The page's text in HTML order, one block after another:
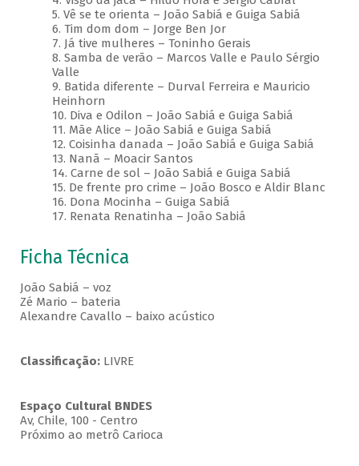
5. Vê se te orienta – João Sabiá e Guiga Sabiá
6. Tim dom dom – Jorge Ben Jor
7. Já tive mulheres – Toninho Gerais
8. Samba de verão – Marcos Valle e Paulo Sérgio
Valle
9. Batida diferente – Durval Ferreira e Mauricio
Heinhorn
10. Diva e Odilon – João Sabiá e Guiga Sabiá
11. Mãe Alice – João Sabiá e Guiga Sabiá
12. Coisinha danada – João Sabiá e Guiga Sabiá
13. Nanã – Moacir Santos
14. Carne de sol – João Sabiá e Guiga Sabiá
15. De frente pro crime – João Bosco e Aldir Blanc
16. Dona Mocinha – Guiga Sabiá
17. Renata Renatinha – João Sabiá
Ficha Técnica
João Sabiá – voz
Zé Mario – bateria
Alexandre Cavallo – baixo acústico
Classificação: LIVRE
Espaço Cultural BNDES
Av, Chile, 100 - Centro
Próximo ao metrô Carioca